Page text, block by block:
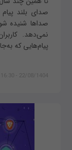
صدای بلند
صداها شنیده
نمی‌دهد.
پیام‌هایی که
22/08/1404 - 16:30